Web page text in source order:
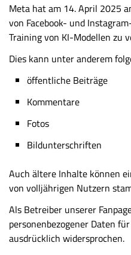
Meta hat am 14. April 2025
von Facebook- und
Training von KI-Modellen zu
Dies kann unter anderem
öffentliche Beiträge
Kommentare
Fotos
Bildunterschriften
Auch ältere Inhalte können
von volljährigen Nutzern
Als Betreiber unserer
personenbezogener Daten
ausdrücklich widersprochen.